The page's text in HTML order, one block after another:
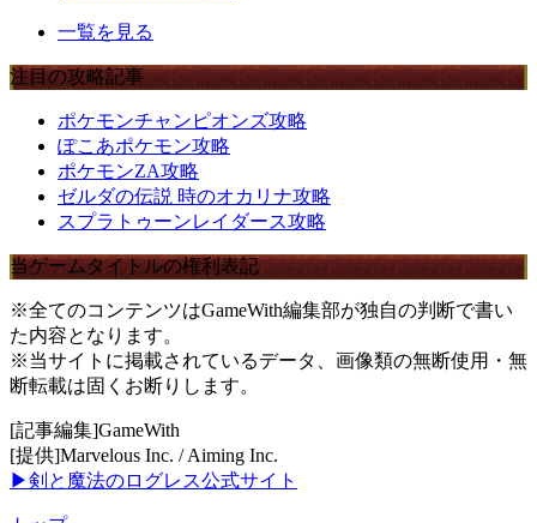
一覧を見る
注目の攻略記事
ポケモンチャンピオンズ攻略
ぽこあポケモン攻略
ポケモンZA攻略
ゼルダの伝説 時のオカリナ攻略
スプラトゥーンレイダース攻略
当ゲームタイトルの権利表記
※全てのコンテンツはGameWith編集部が独自の判断で書い
た内容となります。
※当サイトに掲載されているデータ、画像類の無断使用・無
断転載は固くお断りします。
[記事編集]GameWith
[提供]Marvelous Inc. / Aiming Inc.
▶剣と魔法のログレス公式サイト